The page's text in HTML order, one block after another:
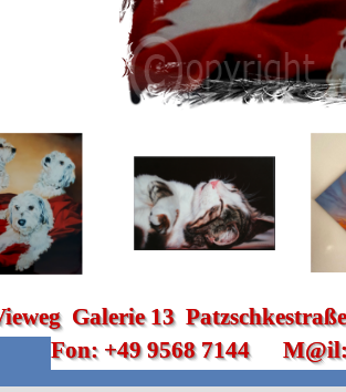
Fon: +49 9568 7144
Galerie 13